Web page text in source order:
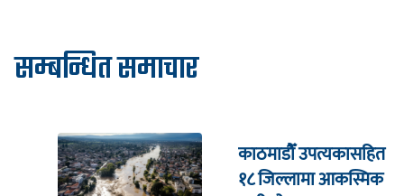
सम्बन्धित समाचार
काठमाडौँ उपत्यकासहित
१८ जिल्लामा आकस्मिक